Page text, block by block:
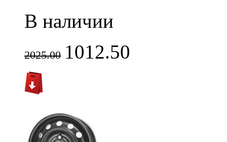
В наличии
2025.00 1012.50